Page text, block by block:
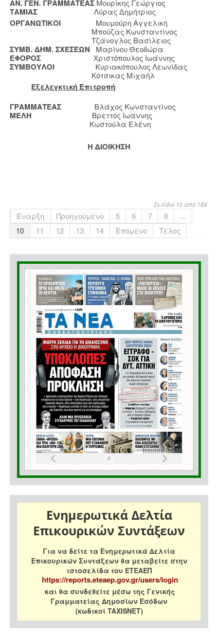
ΑΝ. ΓΕΝ. ΓΡΑΜΜΑΤΕΑΣ Μουρίκης Γεώργιος
ΤΑΜΙΑΣ Λύρας Δημήτριος
ΟΡΓΑΝΩΤΙΚΟΙ Μουμούρη Αγγελική
Μπούζας Κωνσταντίνος
Τζάνογλος Βασίλειος
ΣΥΜΒ. ΔΗΜ. ΣΧΕΣΕΩΝ Μαρίνου Θεοδώρα
ΕΦΟΡΟΣ Χριστόπουλος Ιωάννης
ΣΥΜΒΟΥΛΟΙ Κυριακόπουλος Λεωνίδας
Κότσικας Μιχαήλ
Εξελεγκτική Επιτροπή
ΓΡΑΜΜΑΤΕΑΣ
Βλάχος Κωνσταντίνος
ΜΕΛΗ Βρεττός Ιωάννης
Κωστούλα Ελένη
Η ΔΙΟΙΚΗΣΗ
Σελίδα 10 από 184
Έναρξη Προηγούμενο 5 6 7 8
...
10
11 12 13 14 Επόμενο Τέλος
Ενημερωτικά Δελτία
Επικουρικών Συντάξεων
Για να δείτε τα Ενημερωτικά Δελτία
Επικουρικών Συντάξεων θα μεταβείτε στην
ιστοσελίδα του ΕΤΕΑΕΠ
https://reports.eteaep.gov.gr/users/login
και θα συνδεθείτε μέσω της Γενικής
Γραμματείας Δημοσίων Εσόδων
(κωδικοί TAXISNET)